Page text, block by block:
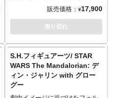
■お客様都合による本商品の返
品・キャンセルは一切受付でき
によりご予約をキャンセル頂く
場合や、分納での入荷となる場
合がございます。
1885年にマレーシアにて創設さ
れた、マレーシア王室ご用達の
老舗錫（スズ）メーカー。
世界最大手の錫メーカー ロイヤ
ルセランゴール社の熟練工のハ
ンドメイドによって、ライフス
しやすい」「高品質」で人気の
ブラックシリーズ。その中でレ
プリカ並のクオリティをみせる
ヘルメットシリーズから新作登
場です。こちらは『STAR
WARS THE MANDALORIAN』
の主人公、「マンドー」ことデ
ィン・ジャリンのヘルメット！
マンダロアの戦士「マンダロリ
アン」が使う、独特な形状のヘ
販売価格： ¥17,900
売り切れ
S.H.フィギュアーツ/ STAR
WARS The Mandalorian: デ
ィン・ジャリン with グロー
グー